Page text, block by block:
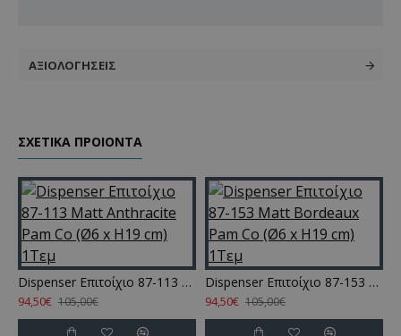
ΑΞΙΟΛΟΓΉΣΕΙΣ
ΣΧΕΤΙΚΑ ΠΡΟΙΟΝΤΑ
Dispenser Επιτοίχιο 87-113 Matt Anthracite Pam Co (Ø6 x H19 cm) 1Τεμ
94,50€ 105,00€
Dispenser Επιτοίχιο 87-153 Matt Bordeaux Pam Co (Ø6 x H19 cm) 1Τεμ
94,50€ 105,00€